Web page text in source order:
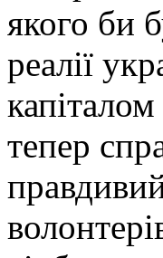
якого би
реалії
тепер